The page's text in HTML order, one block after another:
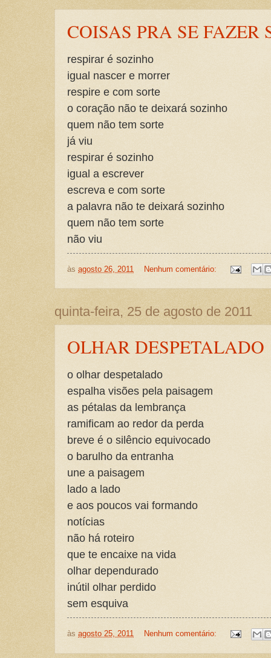
COISAS PRA SE FAZER
respirar é sozinho
igual nascer e morrer
respire e com sorte
o coração não te deixará sozinho
quem não tem sorte
já viu
respirar é sozinho
igual a escrever
escreva e com sorte
a palavra não te deixará sozinho
quem não tem sorte
não viu
às agosto 26, 2011 Nenhum comentário:
quinta-feira, 25 de agosto de 2011
OLHAR DESPETALADO
o olhar despetalado
espalha visões pela paisagem
as pétalas da lembrança
ramificam ao redor da perda
breve é o silêncio equivocado
o barulho da entranha
une a paisagem
lado a lado
e aos poucos vai formando
notícias
não há roteiro
que te encaixe na vida
olhar dependurado
inútil olhar perdido
sem esquiva
às agosto 25, 2011 Nenhum comentário: